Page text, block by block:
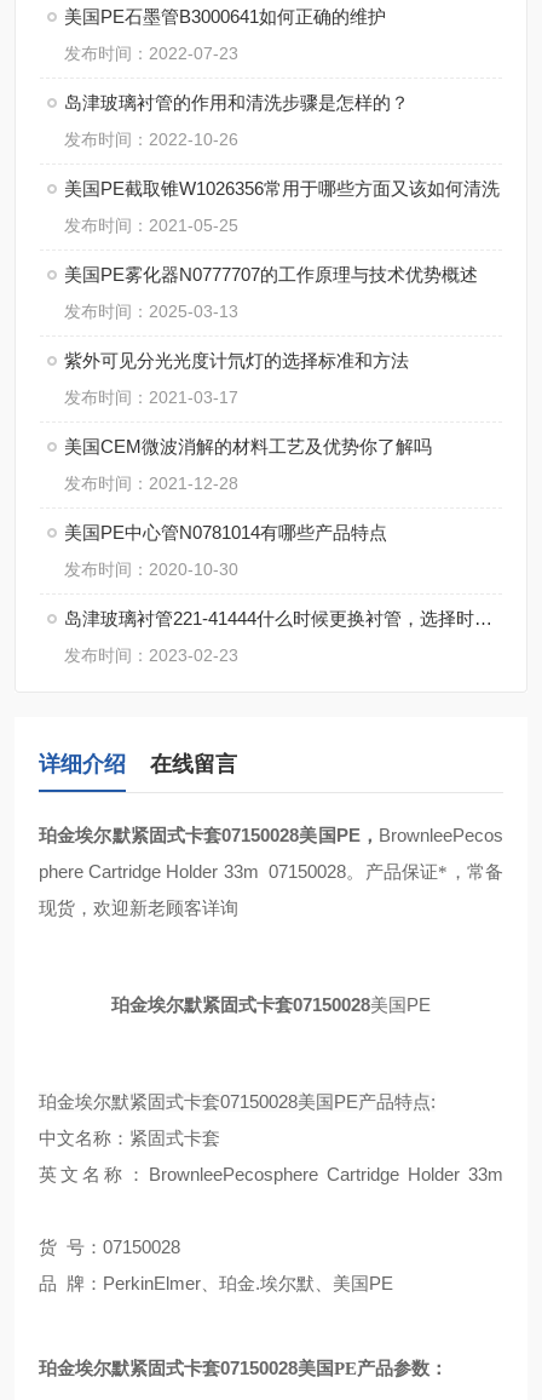
美国PE石墨管B3000641如何正确的维护
发布时间：2022-07-23
岛津玻璃衬管的作用和清洗步骤是怎样的？
发布时间：2022-10-26
美国PE截取锥W1026356常用于哪些方面又该如何清洗
发布时间：2021-05-25
美国PE雾化器N0777707的工作原理与技术优势概述
发布时间：2025-03-13
紫外可见分光光度计氘灯的选择标准和方法
发布时间：2021-03-17
美国CEM微波消解的材料工艺及优势你了解吗
发布时间：2021-12-28
美国PE中心管N0781014有哪些产品特点
发布时间：2020-10-30
岛津玻璃衬管221-41444什么时候更换衬管，选择时应考虑什么因素
发布时间：2023-02-23
详细介绍 在线留言
珀金埃尔默紧固式卡套07150028美国PE， BrownleePecos
phere Cartridge Holder 33m 07150028。产品保证*，常备
现货，欢迎新老顾客详询
珀金埃尔默紧固式卡套07150028美国 PE
珀金埃尔默紧固式卡套07150028美国PE产品特点:
中文名称：紧固式卡套
英文名称： BrownleePecosphere Cartridge Holder 33m
货 号：07150028
品 牌：PerkinElmer、珀金.埃尔默、美国PE
珀金埃尔默紧固式卡套07150028美国PE产品参数：